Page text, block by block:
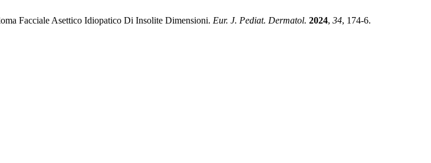
Facciale Asettico Idiopatico Di Insolite Dimensioni. Eur. J. Pediat. Dermatol. 2024, 34, 174-6.